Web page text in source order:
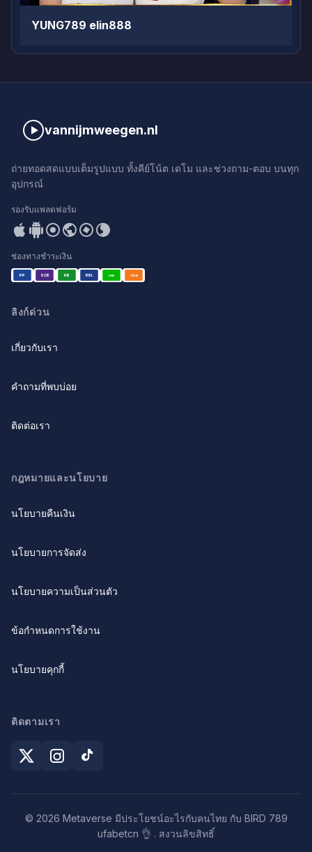
YUNG789 elin888
vannijmweegen.nl
ถ่ายทอดสดแบบเต็มรูปแบบ ทั้งคีย์โน้ต เดโม และช่วงถาม-ตอบ บนทุก
อุปกรณ์
รองรับแพลตฟอร์ม
ช่องทางชำระเงิน
PP SCB KB BBL LINE TRUE
ลิงก์ด่วน
เกี่ยวกับเรา
คำถามที่พบบ่อย
ติดต่อเรา
กฎหมายและนโยบาย
นโยบายคืนเงิน
นโยบายการจัดส่ง
นโยบายความเป็นส่วนตัว
ข้อกำหนดการใช้งาน
นโยบายคุกกี้
ติดตามเรา
© 2026 Metaverse มีประโยชน์อะไรกับคนไทย กับ BIRD 789
ufabetcn 👌 . สงวนลิขสิทธิ์